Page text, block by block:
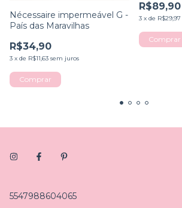
Nécessaire impermeável G -
País das Maravilhas
R$34,90
3 x de R$11,63 sem juros
R$89,90
3 x de R$29,97
5547988604065